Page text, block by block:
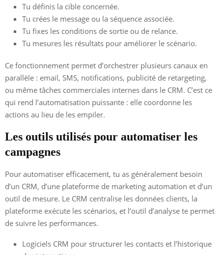
Tu définis la cible concernée.
Tu crées le message ou la séquence associée.
Tu fixes les conditions de sortie ou de relance.
Tu mesures les résultats pour améliorer le scénario.
Ce fonctionnement permet d’orchestrer plusieurs canaux en
parallèle : email, SMS, notifications, publicité de retargeting,
ou même tâches commerciales internes dans le CRM. C’est ce
qui rend l’automatisation puissante : elle coordonne les
actions au lieu de les empiler.
Les outils utilisés pour automatiser les
campagnes
Pour automatiser efficacement, tu as généralement besoin
d’un CRM, d’une plateforme de marketing automation et d’un
outil de mesure. Le CRM centralise les données clients, la
plateforme exécute les scénarios, et l’outil d’analyse te permet
de suivre les performances.
Logiciels CRM pour structurer les contacts et l’historique